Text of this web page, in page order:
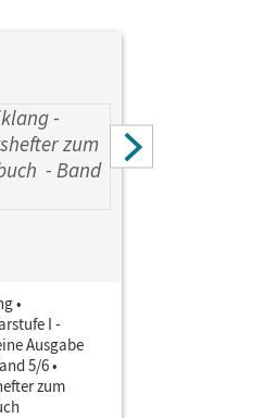
•
I -
Ausgabe
5/6 •
zum